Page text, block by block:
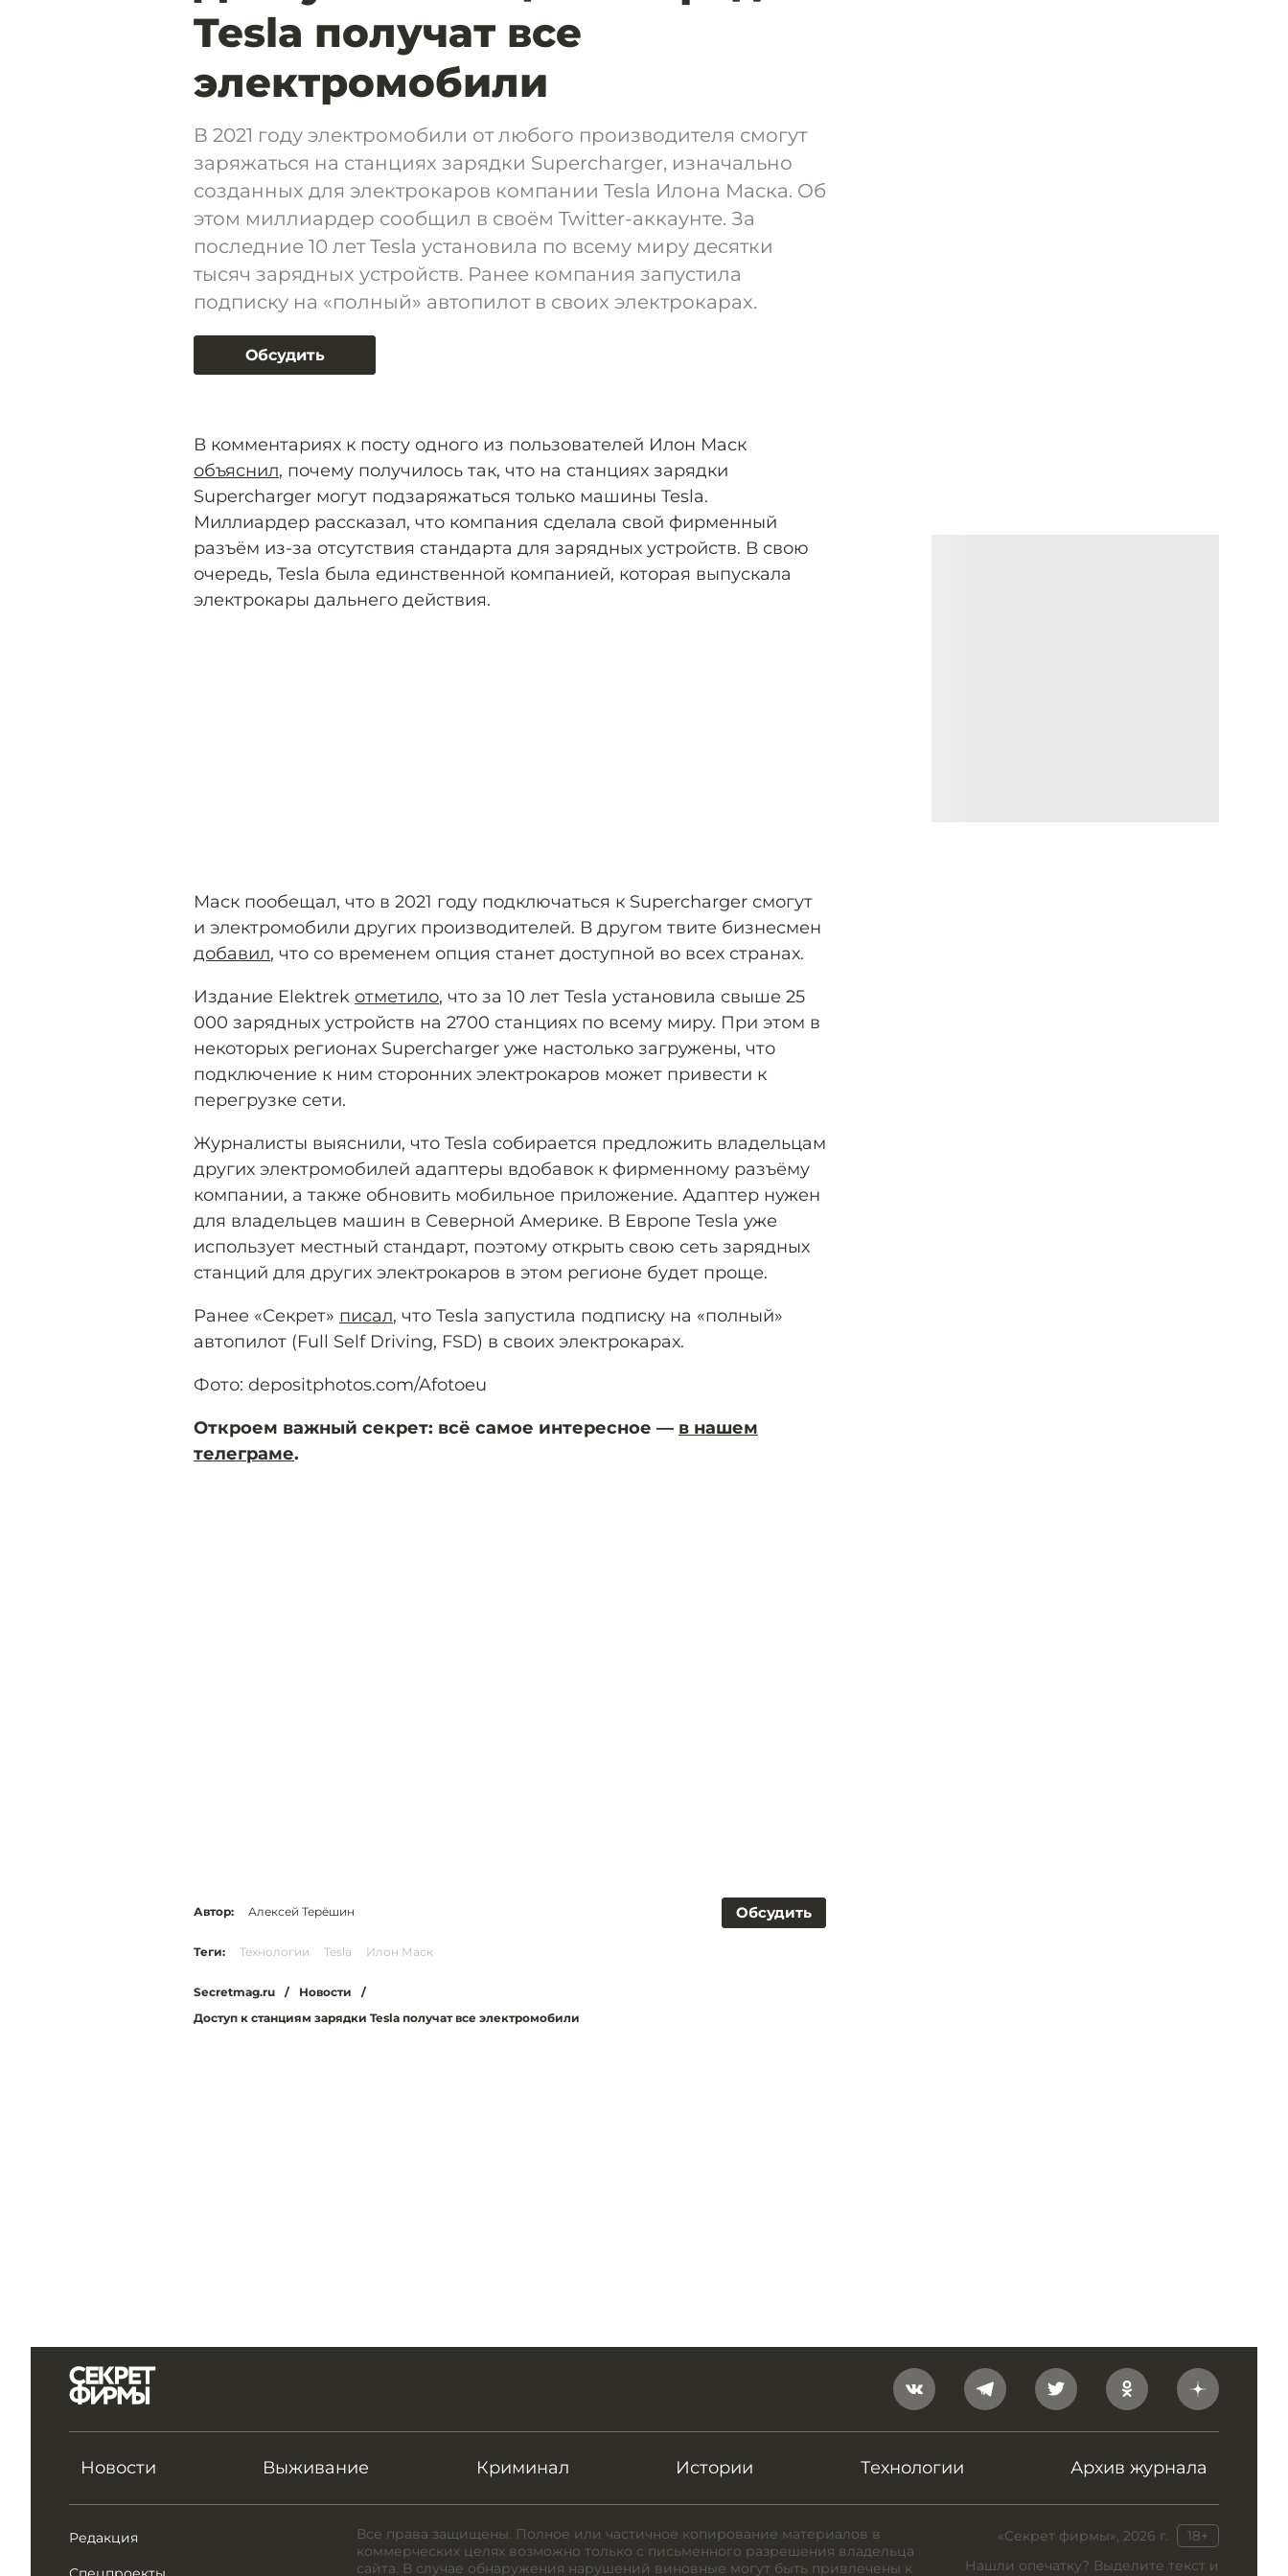
Tesla получат все
электромобили
В 2021 году электромобили от любого производителя смогут
заряжаться на станциях зарядки Supercharger, изначально
созданных для электрокаров компании Tesla Илона Маска. Об
этом миллиардер сообщил в своём Twitter-аккаунте. За
последние 10 лет Tesla установила по всему миру десятки
тысяч зарядных устройств. Ранее компания запустила
подписку на «полный» автопилот в своих электрокарах.
Обсудить
В комментариях к посту одного из пользователей Илон Маск
объяснил, почему получилось так, что на станциях зарядки
Supercharger могут подзаряжаться только машины Tesla.
Миллиардер рассказал, что компания сделала свой фирменный
разъём из-за отсутствия стандарта для зарядных устройств. В свою
очередь, Tesla была единственной компанией, которая выпускала
электрокары дальнего действия.
Маск пообещал, что в 2021 году подключаться к Supercharger смогут
и электромобили других производителей. В другом твите бизнесмен
добавил, что со временем опция станет доступной во всех странах.
Издание Elektrek отметило, что за 10 лет Tesla установила свыше 25
000 зарядных устройств на 2700 станциях по всему миру. При этом в
некоторых регионах Supercharger уже настолько загружены, что
подключение к ним сторонних электрокаров может привести к
перегрузке сети.
Журналисты выяснили, что Tesla собирается предложить владельцам
других электромобилей адаптеры вдобавок к фирменному разъёму
компании, а также обновить мобильное приложение. Адаптер нужен
для владельцев машин в Северной Америке. В Европе Tesla уже
использует местный стандарт, поэтому открыть свою сеть зарядных
станций для других электрокаров в этом регионе будет проще.
Ранее «Секрет» писал, что Tesla запустила подписку на «полный»
автопилот (Full Self Driving, FSD) в своих электрокарах.
Фото: depositphotos.com/Afotoeu
Откроем важный секрет: всё самое интересное — в нашем
телеграме.
Обсудить
Автор: Алексей Терёшин
Теги: Технологии Tesla Илон Маск
Secretmag.ru / Новости
/
Доступ к станциям зарядки Tesla получат все электромобили
Новости Выживание Криминал Истории Технологии Архив журнала
Редакция «Секрет фирмы», 2026 г.
18+
Нашли опечатку? Выделите текст и
Все права защищены. Полное или частичное копирование материалов в
коммерческих целях возможно только с письменного разрешения владельца
сайта. В случае обнаружения нарушений виновные могут быть привлечены к